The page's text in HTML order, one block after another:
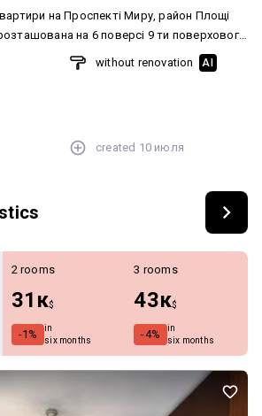
на Проспекті Миру, район Площі
Вартість квартири - 40000$ Запрошую на
without renovation AI
created 10 июля
2 rooms
31к$
-1%
in
six months
3 rooms
43к$
-4%
in
six months